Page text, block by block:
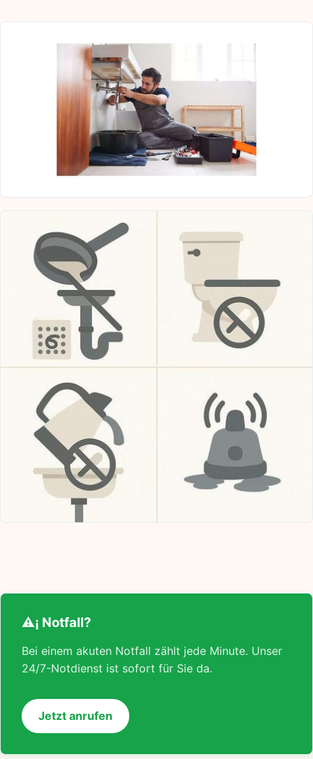
⚠¡ Notfall?
Bei einem akuten Notfall zählt jede Minute. Unser
24/7-Notdienst ist sofort für Sie da.
Jetzt anrufen